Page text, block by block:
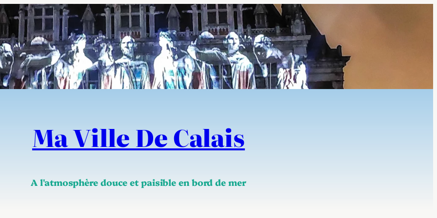
Ma Ville De Calais
A l'atmosphère douce et paisible en bord de mer